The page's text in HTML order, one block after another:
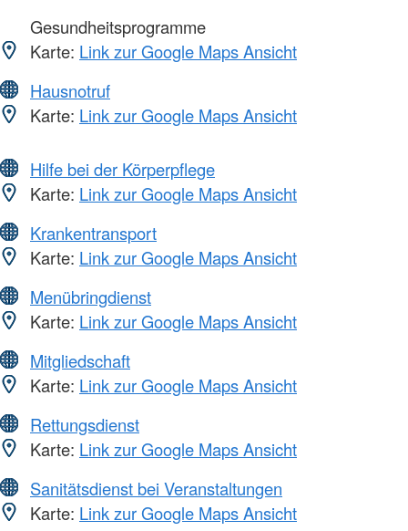
Gesundheitsprogramme
Karte: Link zur Google Maps Ansicht
Hausnotruf
Karte: Link zur Google Maps Ansicht
Hilfe bei der Körperpflege
Karte: Link zur Google Maps Ansicht
Krankentransport
Karte: Link zur Google Maps Ansicht
Menübringdienst
Karte: Link zur Google Maps Ansicht
Mitgliedschaft
Karte: Link zur Google Maps Ansicht
Rettungsdienst
Karte: Link zur Google Maps Ansicht
Sanitätsdienst bei Veranstaltungen
Karte: Link zur Google Maps Ansicht